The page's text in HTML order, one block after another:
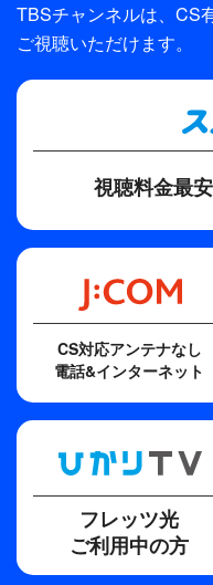
らに、「年末の世界
「米国・マスターズ
在、世界ランキング
手の金谷拓実がその
成績がその運命を大
そして、賞金ランキ
だ。昨年はツアール
粘り強いゴルフを武
ツアー2勝を挙げ好
初出場で上位争いに
らに、今年の日本オ
た賞金ランキング13
催の大会には力が入
最終日に強い男が逆
る。ベテラン勢の技
場で新たな戦いから
戦いの舞台は、2018
修を行った太平洋ク
チャンピオンシップ
TBSチャンネルは、CS
ご視聴いただけます。
視聴料金最安
CS対応アンテナなし
電話&インターネット
フレッツ光
ご利用中の方